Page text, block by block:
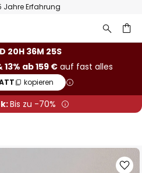
Jahre Erfahrung
20H 36M 25S
13% ab 159 €auf fast alles
kopieren
Bis zu -70%